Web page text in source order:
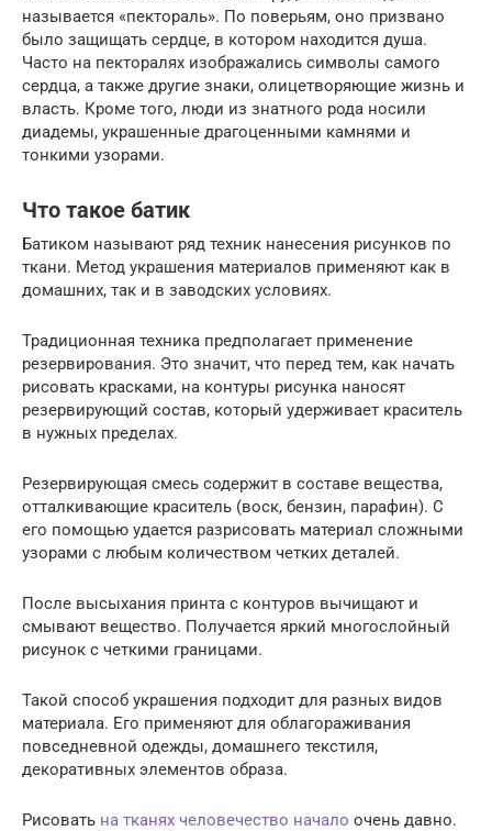
называется «пектораль». По поверьям, оно призвано
было защищать сердце, в котором находится душа.
Часто на пекторалях изображались символы самого
сердца, а также другие знаки, олицетворяющие жизнь и
власть. Кроме того, люди из знатного рода носили
диадемы, украшенные драгоценными камнями и
тонкими узорами.
Что такое батик
Батиком называют ряд техник нанесения рисунков по
ткани. Метод украшения материалов применяют как в
домашних, так и в заводских условиях.
Традиционная техника предполагает применение
резервирования. Это значит, что перед тем, как начать
рисовать красками, на контуры рисунка наносят
резервирующий состав, который удерживает краситель
в нужных пределах.
Резервирующая смесь содержит в составе вещества,
отталкивающие краситель (воск, бензин, парафин). С
его помощью удается разрисовать материал сложными
узорами с любым количеством четких деталей.
После высыхания принта с контуров вычищают и
смывают вещество. Получается яркий многослойный
рисунок с четкими границами.
Такой способ украшения подходит для разных видов
материала. Его применяют для облагораживания
повседневной одежды, домашнего текстиля,
декоративных элементов образа.
Рисовать на тканях человечество начало очень давно.